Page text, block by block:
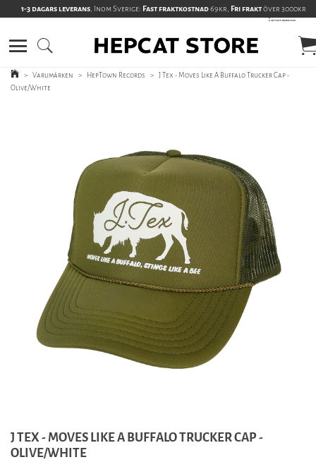
1-3 dagars leverans, Inom Sverige: Fast fraktkostnad69kr, Fri fraktöver 3000kr
> Varumärken > HepTown Records > J Tex - Moves Like A Buffalo Trucker Cap -
Olive/White
J TEX - MOVES LIKE A BUFFALO TRUCKER CAP -
OLIVE/WHITE